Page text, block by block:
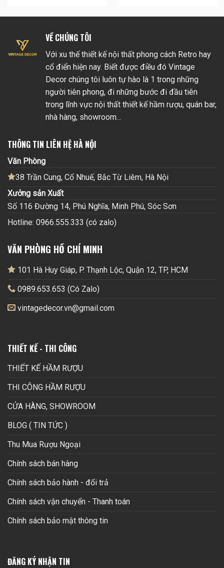
VỀ CHÚNG TÔI
Với xu thế thiết kế nội thất phong cách Retro hay
cổ điển hiện nay. Biết được điều đó Vintage
Decor chúng tôi luôn tự hào là 1 trong những
người tiên phong, đi những bước đi đầu tiên
trong lĩnh vực nội thất thiết kế hầm rượu, quán bar,
nhà hàng, showroom…
THÔNG TIN LIÊN HỆ HÀ NỘI
Văn Phòng
38 Trần Cung, Cổ Nhuế, Bắc Từ Liêm, Hà Nội
Xưởng sản Xuất
Số 116 Đường 14, Phú Nghĩa, Minh Phú, Sóc Sơn
Hotline: 0966.555.333 (có zalo)
VĂN PHÒNG HỒ CHÍ MINH
101 Hà Huy Giáp, P. Thạnh Lộc, Quận 12, TP, HCM
0989.653.653 (Có Zalo)
vintagedecor.vn@gmail.com
THIẾT KẾ - THI CÔNG
THIẾT KẾ HẦM RƯỢU
THI CÔNG HẦM RƯỢU
CỬA HÀNG, SHOWROOM
BLOG ( TIN TỨC )
Thu Mua Rượu Ngoại
Chính sách bán hàng
Chính sách bảo hành - đổi trả
Chính sách vận chuyển - Thanh toán
Chính sách bảo mật thông tin
ĐĂNG KÝ NHẬN TIN